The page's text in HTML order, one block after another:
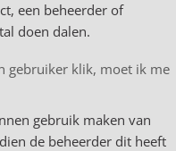
een beheerder of
doen dalen.
gebruiker klik, moet ik me
gebruik maken van
de beheerder dit heeft